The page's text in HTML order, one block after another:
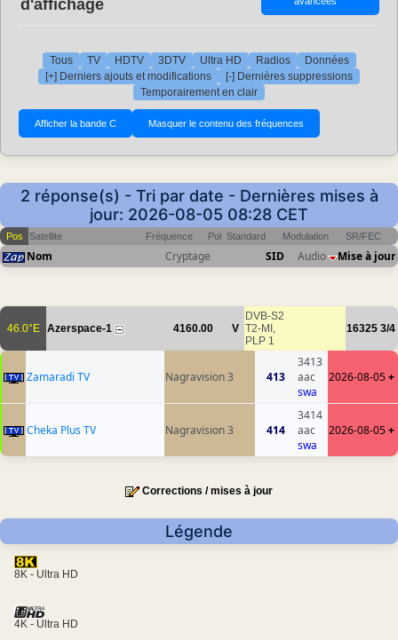
d'affichage
Tous TV HDTV 3DTV Ultra HD Radios
Données
[+] Derniers ajouts et modifications
[-] Dernières suppressions
Temporairement en clair
2 réponse(s) - Tri par date - Dernières mises à
jour: 2026-08-05 08:28 CET
Pos Satellite Fréquence Pol Standard Modulation SR/FEC
Nom Cryptage SID Audio Mise à jour
46.0°E Azerspace-1 4160.00 V
DVB-S2
T2-MI,
PLP 1
16325 3/4
Zamaradi TV Nagravision 3 413
3413
aac
swa
2026-08-05+
Cheka Plus TV Nagravision 3 414
3414
aac
swa
2026-08-05+
Corrections / mises à jour
Légende
8K - Ultra HD
4K - Ultra HD